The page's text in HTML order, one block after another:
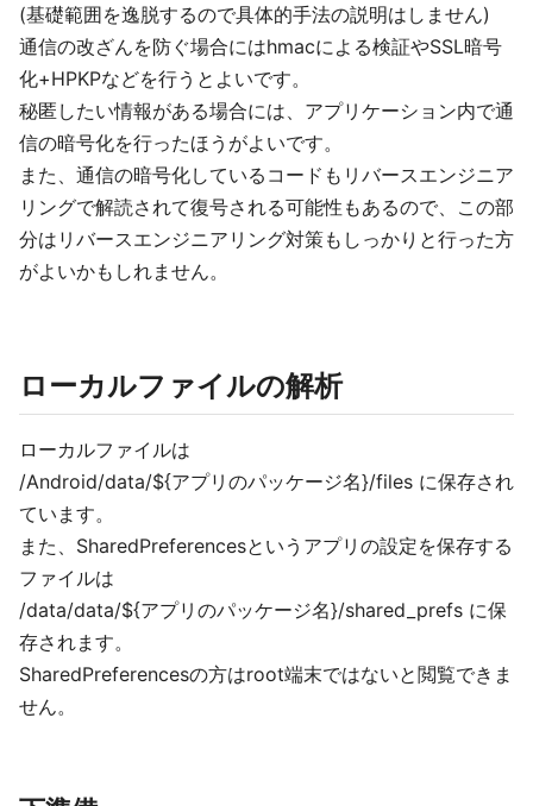
(基礎範囲を逸脱するので具体的手法の説明はしません)
通信の改ざんを防ぐ場合にはhmacによる検証やSSL暗号
化+HPKPなどを行うとよいです。
秘匿したい情報がある場合には、アプリケーション内で通
信の暗号化を行ったほうがよいです。
また、通信の暗号化しているコードもリバースエンジニア
リングで解読されて復号される可能性もあるので、この部
分はリバースエンジニアリング対策もしっかりと行った方
がよいかもしれません。
ローカルファイルの解析
ローカルファイルは
/Android/data/${アプリのパッケージ名}/files に保存され
ています。
また、SharedPreferencesというアプリの設定を保存する
ファイルは
/data/data/${アプリのパッケージ名}/shared_prefs に保
存されます。
SharedPreferencesの方はroot端末ではないと閲覧できま
せん。